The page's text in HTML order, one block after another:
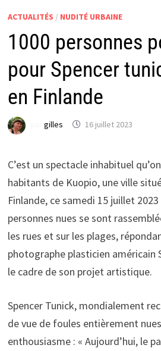
ACTUALITÉS / NUDITÉ URBAINE
1000 personnes
pour Spencer
en Finlande
gilles 16 juillet 2023
C’est un spectacle inhabituel
habitants de Kuopio, une ville
Finlande, ce samedi 15 juillet
personnes nues se sont
les rues et sur les plages,
photographe plasticien américain
le cadre de son projet artistique.
Spencer Tunick, mondialement
de vue de foules entièrement
enthousiasme : « Aujourd’hui, le